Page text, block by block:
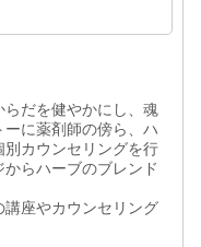
らだを健やかにし、魂
に薬剤師の傍ら、ハ
カウンセリングを行
らハーブのブレンド
座やカウンセリング